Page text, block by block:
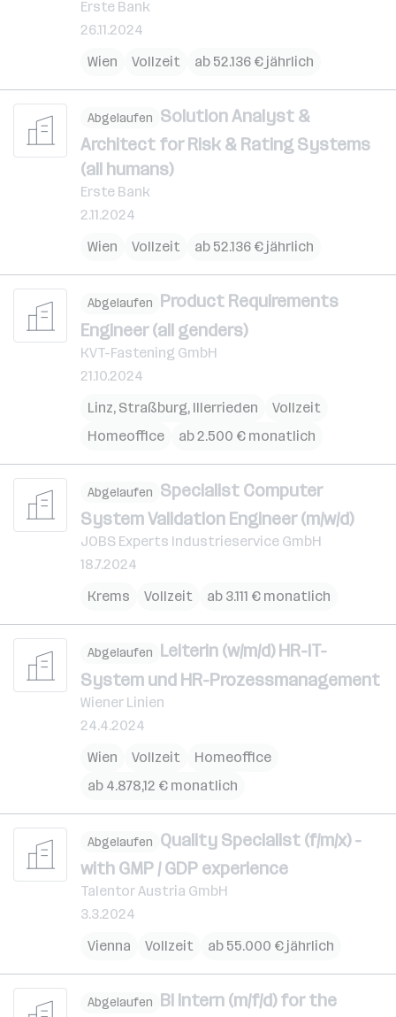
Erste Bank
26.11.2024
Wien
Vollzeit ab 52.136 € jährlich
Abgelaufen Solution Analyst &
Architect for Risk & Rating Systems
(all humans)
Erste Bank
2.11.2024
Wien
Vollzeit ab 52.136 € jährlich
Abgelaufen Product Requirements
Engineer (all genders)
KVT-Fastening GmbH
21.10.2024
Linz, Straßburg, Illerrieden
Vollzeit
Homeoffice
ab 2.500 € monatlich
Abgelaufen Specialist Computer
System Validation Engineer (m/w/d)
JOBS Experts Industrieservice GmbH
18.7.2024
Krems
Vollzeit ab 3.111 € monatlich
Abgelaufen Leiterin (w/m/d) HR-IT-
System und HR-Prozessmanagement
Wiener Linien
24.4.2024
Wien
Vollzeit
Homeoffice
ab 4.878,12 € monatlich
Abgelaufen Quality Specialist (f/m/x) -
with GMP / GDP experience
Talentor Austria GmbH
3.3.2024
Vienna
Vollzeit ab 55.000 € jährlich
Abgelaufen BI Intern (m/f/d) for the